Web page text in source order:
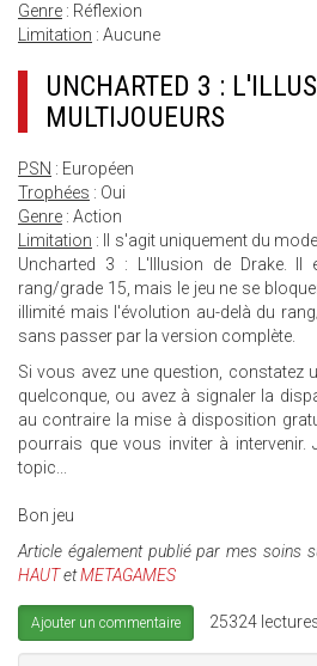
Genre : Réflexion
Limitation : Aucune
UNCHARTED 3 :
MULTIJOUEURS
PSN : Européen
Trophées : Oui
Genre : Action
Limitation : Il s'agit uniquement du
Uncharted 3 : L'Illusion de Drake. Il
rang/grade 15, mais le jeu ne se
illimité mais l'évolution au-delà du
sans passer par la version complète.
Si vous avez une question, constatez
quelconque, ou avez à signaler la
au contraire la mise à disposition
pourrais que vous inviter à
topic...
Bon jeu
Article également publié par mes soins
HAUTetMETAGAMES
Ajouter un commentaire 25324